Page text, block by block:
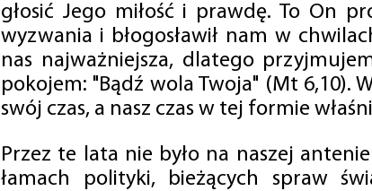
głosić Jego miłość i prawdę. To On
wyzwania i błogosławił nam w
nas najważniejsza, dlatego
pokojem: "Bądź wola Twoja" (Mt 6,10).
swój czas, a nasz czas w tej formie
Przez te lata nie było na naszej
łamach polityki, bieżących spraw